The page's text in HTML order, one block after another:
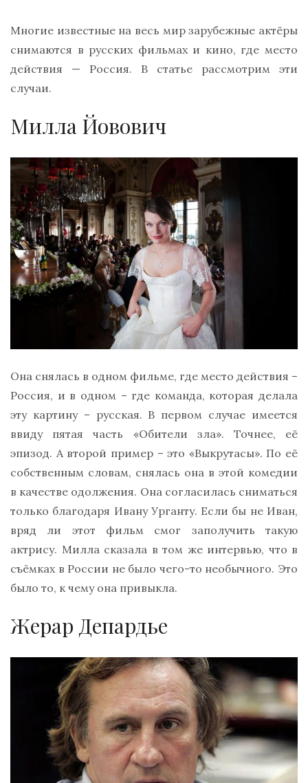
Многие известные на весь мир зарубежные актёры
снимаются в русских фильмах и кино, где место
действия — Россия. В статье рассмотрим эти
случаи.
Милла Йовович
Она снялась в одном фильме, где место действия –
Россия, и в одном – где команда, которая делала
эту картину – русская. В первом случае имеется
ввиду пятая часть «Обители зла». Точнее, её
эпизод. А второй пример – это «Выкрутасы». По её
собственным словам, снялась она в этой комедии
в качестве одолжения. Она согласилась сниматься
только благодаря Ивану Урганту. Если бы не Иван,
вряд ли этот фильм смог заполучить такую
актрису. Милла сказала в том же интервью, что в
съёмках в России не было чего-то необычного. Это
было то, к чему она привыкла.
Жерар Депардье